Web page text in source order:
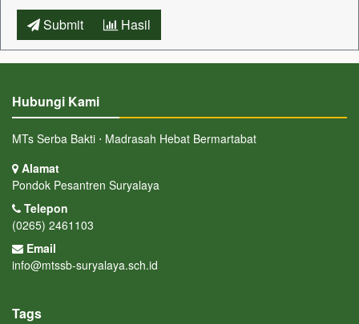
Submit Hasil
Hubungi Kami
MTs Serba Bakti ⋅ Madrasah Hebat Bermartabat
Alamat
Pondok Pesantren Suryalaya
Telepon
(0265) 2461103
Email
info@mtssb-suryalaya.sch.id
Tags